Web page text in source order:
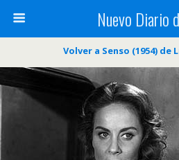
Nuevo Diario
Volver a Senso (1954) de